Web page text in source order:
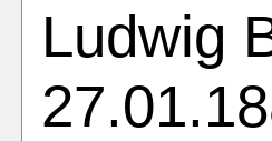
Ludwig